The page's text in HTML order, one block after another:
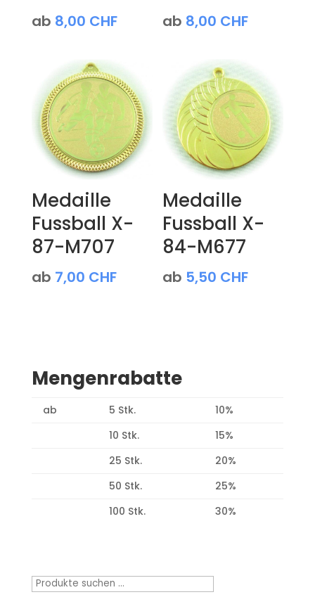
ab 8,00 CHF ab 8,00 CHF
Medaille
Fussball X-
87-M707
ab 7,00 CHF
Medaille
Fussball X-
84-M677
ab 5,50 CHF
Mengenrabatte
ab 5 Stk.
10%
10 Stk.
15%
25 Stk.
20%
50 Stk.
25%
100 Stk.
30%
Suchen